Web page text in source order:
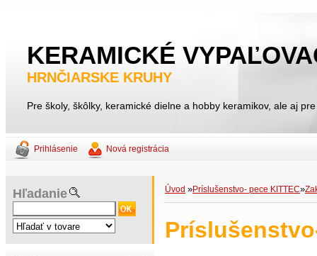
KERAMICKÉ
HRNČIARSKE KRUHY
Pre školy, škôlky, keramické dielne a hobby keramikov, ale aj
Prihlásenie Nová registrácia
Hľadanie Úvod »Príslušenstvo- pece KITTEC»